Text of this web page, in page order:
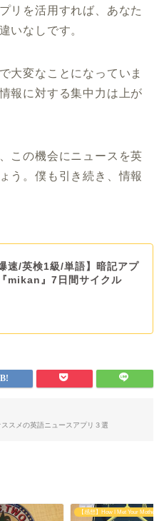
リを活用すれば、あなた
いなしです。
大変なことになっていま
報に対する集中力は上が
この機会にニュースを英
う。僕も引き続き、情報
爆速/英検1級/単語】暗記アプ
mikan』7日間サイクル
スメの英語ニュースアプリ３選
【感想】How I Met Your Mother